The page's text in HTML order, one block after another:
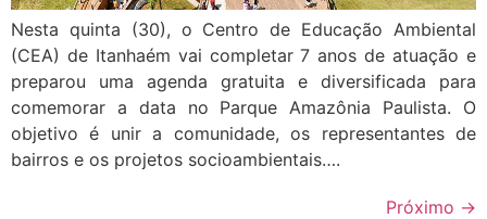
Nesta quinta (30), o Centro de Educação Ambiental
(CEA) de Itanhaém vai completar 7 anos de atuação e
preparou uma agenda gratuita e diversificada para
comemorar a data no Parque Amazônia Paulista. O
objetivo é unir a comunidade, os representantes de
bairros e os projetos socioambientais….
Próximo →